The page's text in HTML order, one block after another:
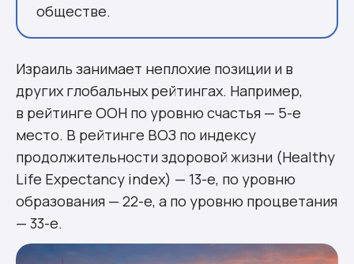
обществе.
Израиль занимает неплохие позиции и в
других глобальных рейтингах. Например,
в рейтинге ООН по уровню счастья — 5-е
место. В рейтинге ВОЗ по индексу
продолжительности здоровой жизни (Healthy
Life Expectancy index) — 13-е, по уровню
образования — 22-е, а по уровню процветания
— 33-е.